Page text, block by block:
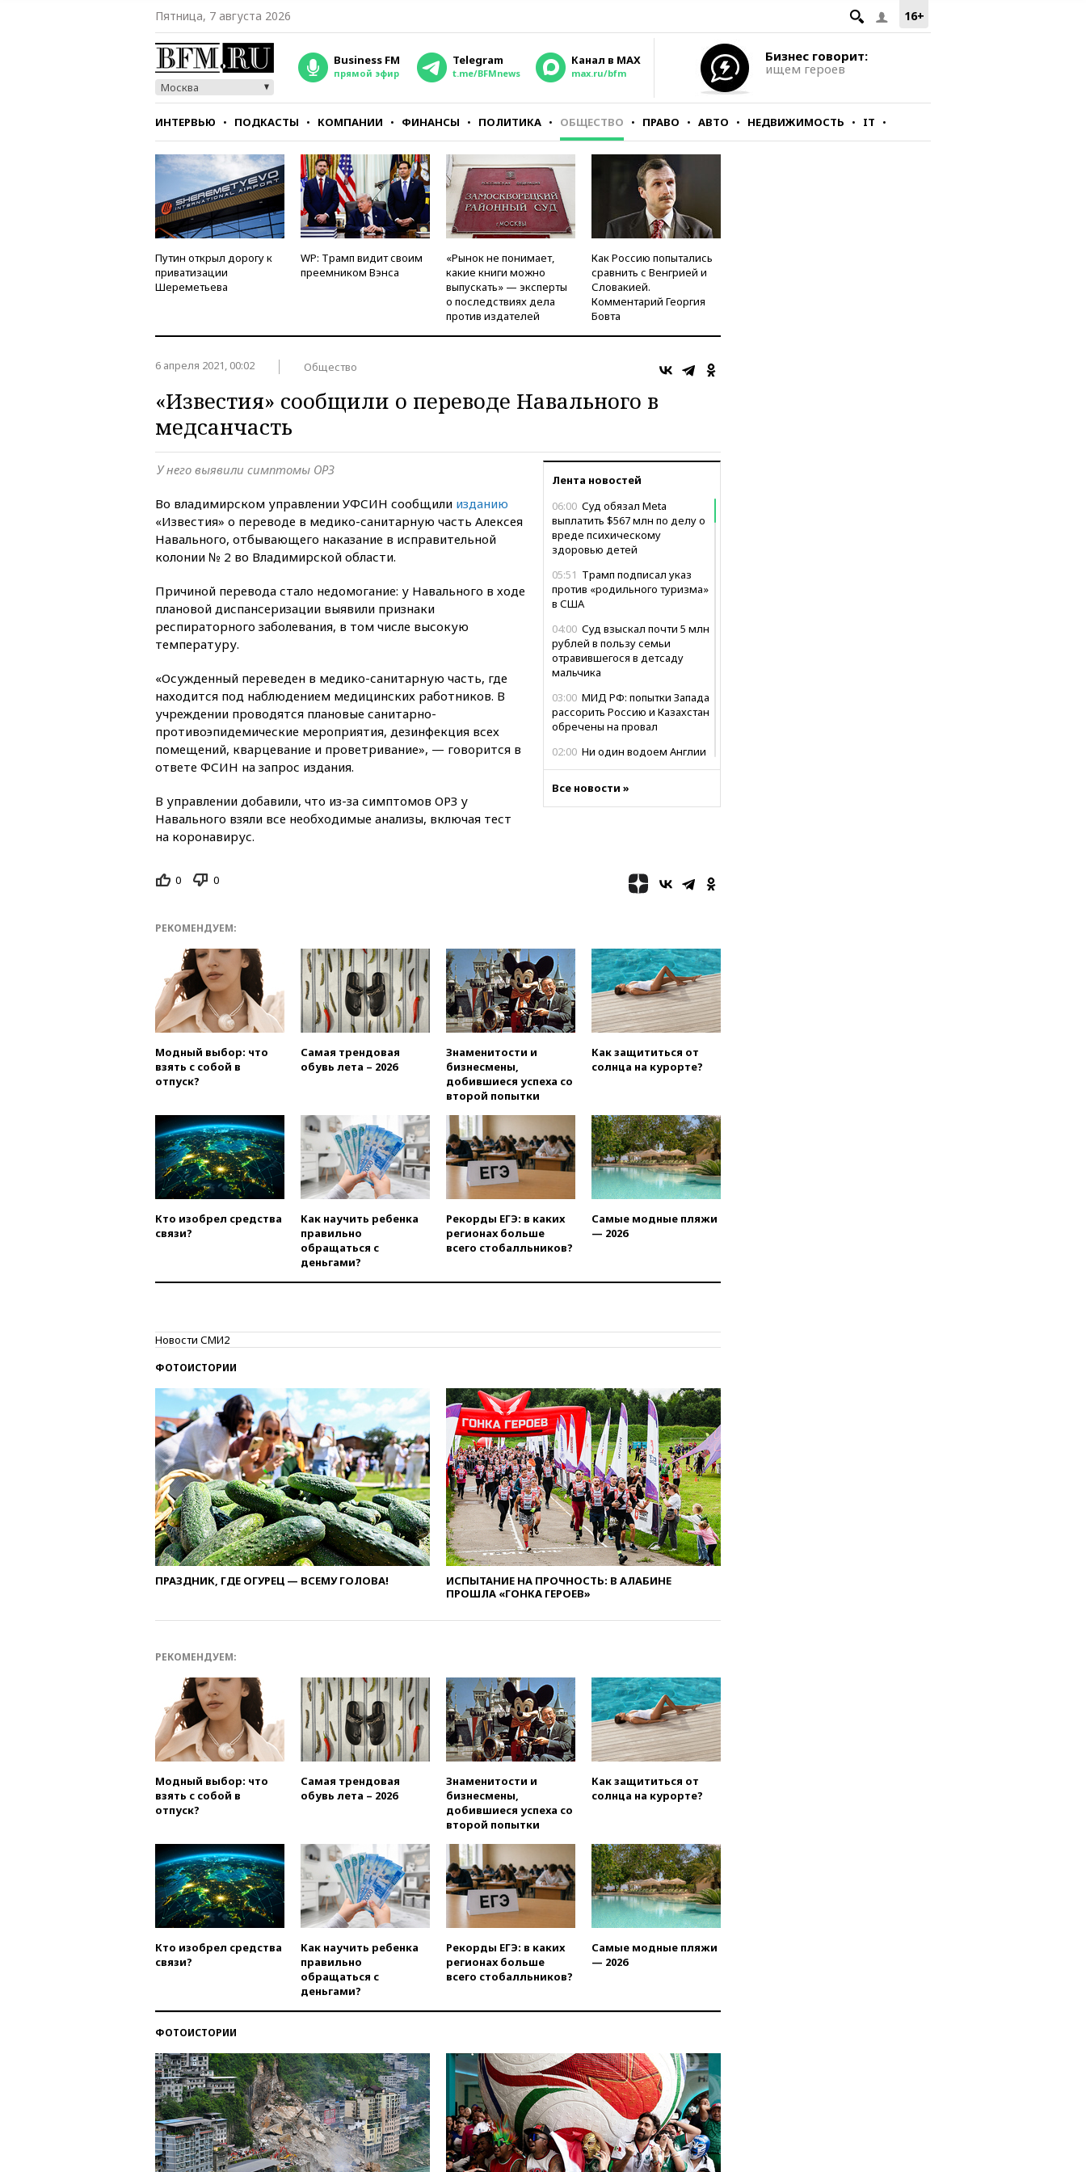
16+
Пятница, 7 августа 2026
Москва
Business FM
прямой эфир
Telegram
t.me/BFMnews
Канал в MAX
max.ru/bfm
Бизнес говорит:
ищем героев
ИНТЕРВЬЮ ПОДКАСТЫ КОМПАНИИ ФИНАНСЫ ПОЛИТИКА ОБЩЕСТВО ПРАВО АВТО НЕДВИЖИМОСТЬ IT
СТИЛЬ ТЕСТЫ
Путин открыл дорогу к
приватизации
Шереметьева
WP: Трамп видит своим
преемником Вэнса
«Рынок не понимает,
какие книги можно
выпускать» — эксперты
о последствиях дела
против издателей
Как Россию попытались
сравнить с Венгрией и
Словакией.
Комментарий Георгия
Бовта
6 апреля 2021, 00:02 Общество
«Известия» сообщили о переводе Навального в
медсанчасть
Лента новостей
06:00 Суд обязал Meta
выплатить $567 млн по делу о
вреде психическому
здоровью детей
05:51 Трамп подписал указ
против «родильного туризма»
в США
04:00 Суд взыскал почти 5 млн
рублей в пользу семьи
отравившегося в детсаду
мальчика
03:00 МИД РФ: попытки Запада
рассорить Россию и Казахстан
обречены на провал
02:00 Ни один водоем Англии
01:00Трамп: США сами
необходимости пополнения
вчера, 23:15В Смоленске
ребенок и женщина погибли
при падении деревьев во
время урагана
вчера, 22:55В Москве в
пятницу ожидаются ливни
Винисиус
вчера, 22:28Отказаться от
российского гражданства
станет значительно дороже
вчера, 22:20Путин назвал 76-ю
гвардейскую десантно-
штурмовую дивизию
легендарной
вчера, 22:15
добропольском направлении
РФ американский Human
Rights Foundation
отменяет часть рейсов в Сочи
и Геленджик
вчера, 21:25Руслан Терновой
выиграл золото чемпионата
Европы в прыжках с 10-
метровой вышки
вчера, 21:10 РФ не получала
обращений о прекращении
концессии строительства ж/д
в Армении
вчера, 21:00В России вновь
обсуждают эксперимент по
онлайн-продаже алкоголя
вчера, 20:45Матвиенко:
вчера, 20:35ПВО за день
сбила еще 281 украинский
беспилотник над Россией
вчера, 20:27Ямпольская
призвала оптимизировать
вчера, 20:15
защиту дорог от БПЛА из
средств на ремонт
вчера, 20:00Зеленский 8
августа посетит Сербию с
официальным визитом
внесен законопроект об
отмене ЕГЭ
призвал доноров-
республиканцев поддержать
Вэнса на выборах 2028 года
вчера, 19:20Число ломбардов
в РФ превысило максимум
2022 года
вчера, 19:15Жуковский и
Все новости »
У него выявили симптомы ОРЗ
Во владимирском управлении УФСИН сообщили изданию
«Известия» о переводе в медико-санитарную часть Алексея
Навального, отбывающего наказание в исправительной
колонии № 2 во Владимирской области.
Причиной перевода стало недомогание: у Навального в ходе
плановой диспансеризации выявили признаки
респираторного заболевания, в том числе высокую
температуру.
«Осужденный переведен в медико-санитарную часть, где
находится под наблюдением медицинских работников. В
учреждении проводятся плановые санитарно-
противоэпидемические мероприятия, дезинфекция всех
помещений, кварцевание и проветривание», — говорится в
ответе ФСИН на запрос издания.
В управлении добавили, что из-за симптомов ОРЗ у
Навального взяли все необходимые анализы, включая тест
на коронавирус.
0 0
РЕКОМЕНДУЕМ:
Модный выбор: что
взять с собой в
отпуск?
Самая трендовая
обувь лета – 2026
Знаменитости и
бизнесмены,
добившиеся успеха со
второй попытки
Как защититься от
солнца на курорте?
Кто изобрел средства
связи?
Как научить ребенка
правильно
обращаться с
деньгами?
Рекорды ЕГЭ: в каких
регионах больше
всего стобалльников?
Самые модные пляжи
— 2026
Новости СМИ2
ФОТОИСТОРИИ
ПРАЗДНИК, ГДЕ ОГУРЕЦ — ВСЕМУ ГОЛОВА!
ИСПЫТАНИЕ НА ПРОЧНОСТЬ: В АЛАБИНЕ
ПРОШЛА «ГОНКА ГЕРОЕВ»
РЕКОМЕНДУЕМ:
Модный выбор: что
взять с собой в
отпуск?
Самая трендовая
обувь лета – 2026
Знаменитости и
бизнесмены,
добившиеся успеха со
второй попытки
Как защититься от
солнца на курорте?
Кто изобрел средства
связи?
Как научить ребенка
правильно
обращаться с
деньгами?
Рекорды ЕГЭ: в каких
регионах больше
всего стобалльников?
Самые модные пляжи
— 2026
ФОТОИСТОРИИ